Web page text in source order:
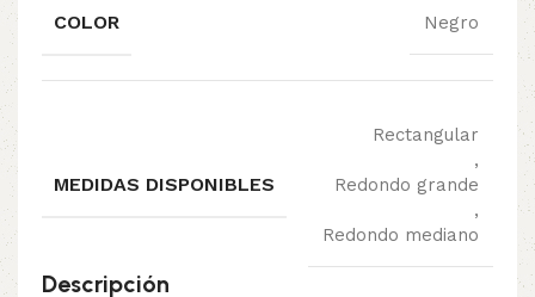
COLOR Negro
MEDIDAS DISPONIBLES
Rectangular
,
Redondo grande
,
Redondo mediano
Descripción